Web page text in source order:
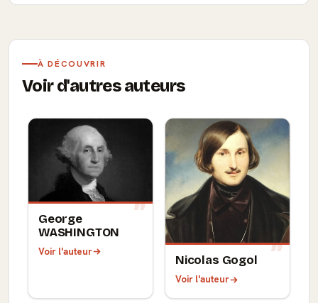
À DÉCOUVRIR
Voir d'autres auteurs
George
WASHINGTON
Voir l'auteur
Nicolas Gogol
Voir l'auteur